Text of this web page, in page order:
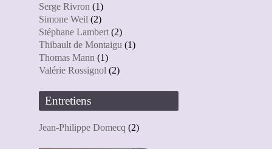
Serge Rivron (1)
Simone Weil (2)
Stéphane Lambert (2)
Thibault de Montaigu (1)
Thomas Mann (1)
Valérie Rossignol (2)
Entretiens
Jean-Philippe Domecq (2)